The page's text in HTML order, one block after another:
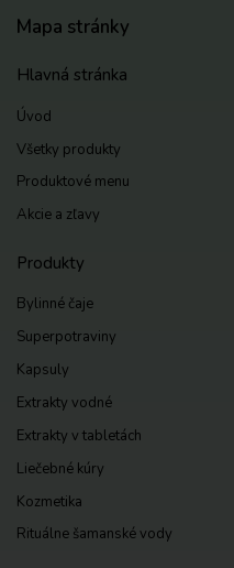
Mapa stránky
Hlavná stránka
Úvod
Všetky produkty
Produktové menu
Akcie a zľavy
Produkty
Bylinné čaje
Superpotraviny
Kapsuly
Extrakty vodné
Extrakty v tabletách
Liečebné kúry
Kozmetika
Rituálne šamanské vody